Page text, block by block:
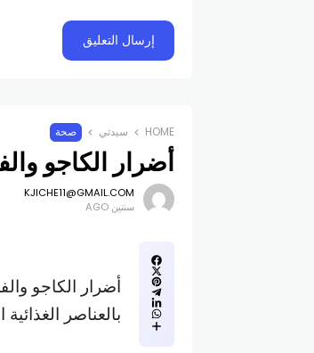
HOME سيدتي صحة
أضرار الكاجو
KJICHE11@GMAIL.COM
سنتين AGO
أضرار الكاجو
بالعناصر